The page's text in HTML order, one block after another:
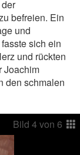
befreien. Ein
und
sich ein
und rückten
Joachim
den schmalen
Bild 4von 6